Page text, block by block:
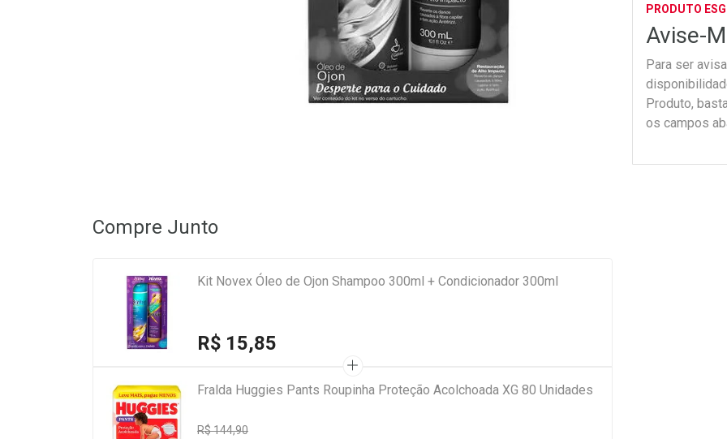
PRODUTO
Avise-
Para ser
Produto,
os campos
Compre Junto
Kit Novex Óleo de Ojon Shampoo 300ml + Condicionador 300ml
R$ 15,85
Fralda Huggies Pants Roupinha Proteção Acolchoada XG 80 Unidades
R$ 144,90